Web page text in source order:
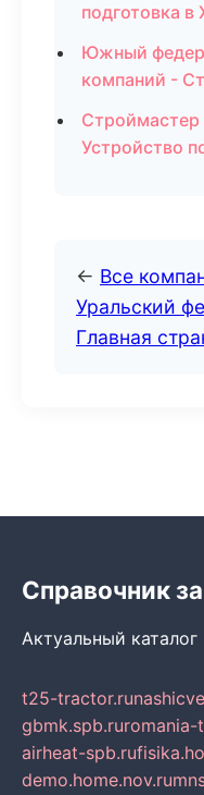
подготовка в
Южный
компаний -
Устройство
← Все
Уральский
Главная
Справочник
Актуальный
t25-tractor.ru
gbmk.spb.ruromania-
airheat-spb.ru
demo.home.nov.ru